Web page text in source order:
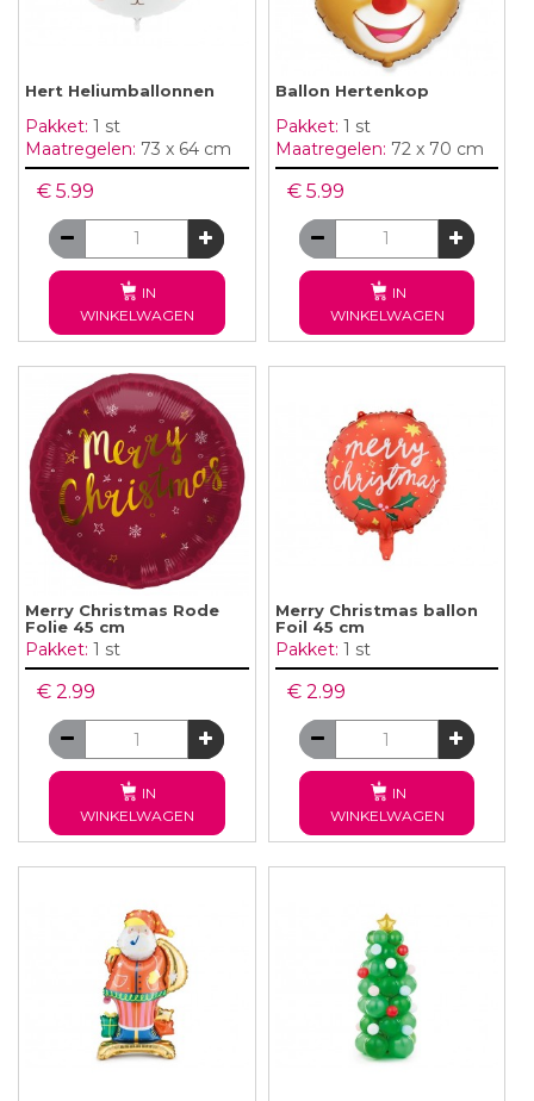
Hert Heliumballonnen
Pakket: 1 st
Maatregelen: 73 x 64 cm
€ 5.99
IN
WINKELWAGEN
Ballon Hertenkop
Pakket: 1 st
Maatregelen: 72 x 70 cm
€ 5.99
IN
WINKELWAGEN
Merry Christmas Rode
Folie 45 cm
Pakket: 1 st
€ 2.99
IN
WINKELWAGEN
Merry Christmas ballon
Foil 45 cm
Pakket: 1 st
€ 2.99
IN
WINKELWAGEN